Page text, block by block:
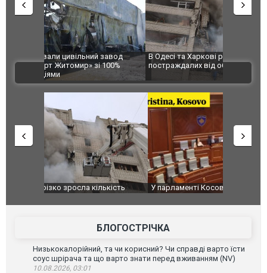
В Одесі та Харкові різко зросла кількість
постраждалих від обстрілу РФ
Ворог
двоє
після
ВІДЕО
У парламенті Косово прем'єра закидали яйцями
Приїхав
до
зіркового
БЛОГОСТРІЧКА
Низькокалорійний, та чи корисний? Чи справді варто їсти
соус шрірача та що варто знати перед вживанням (NV)
10.08.2026, 03:01